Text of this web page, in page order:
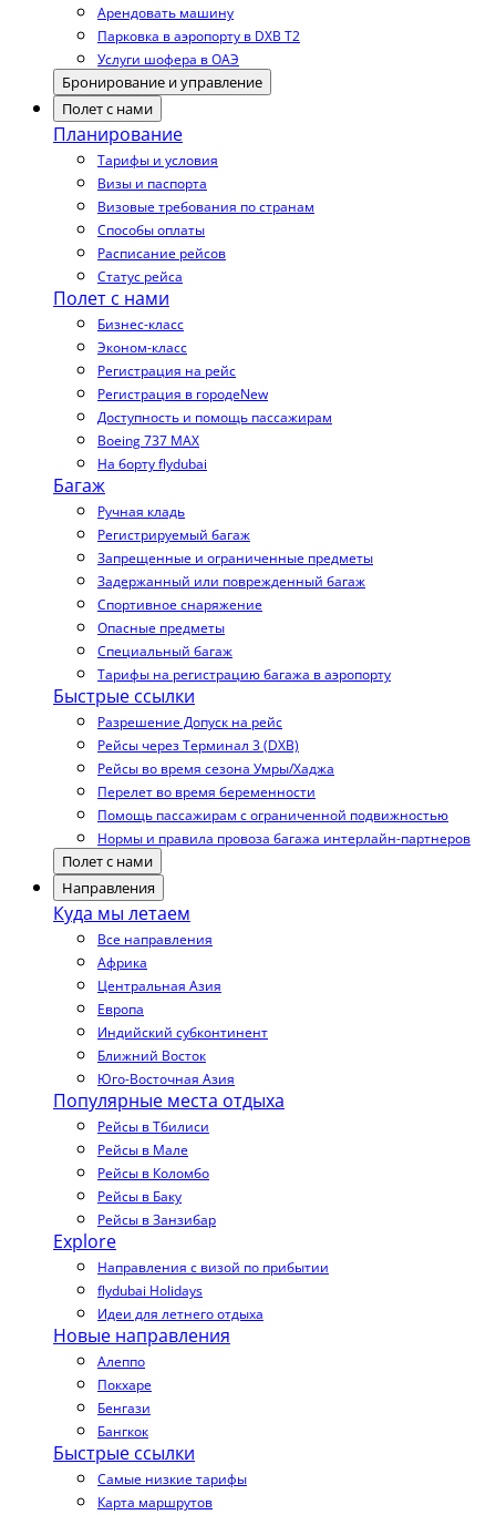
Арендовать машину
Парковка в аэропорту в DXB T2
Услуги шофера в ОАЭ
Бронирование и управление
Полет с нами
Планирование
Тарифы и условия
Визы и паспорта
Визовые требования по странам
Способы оплаты
Расписание рейсов
Статус рейса
Полет с нами
Бизнес-класс
Эконом-класс
Регистрация на рейс
Регистрация в городеNew
Доступность и помощь пассажирам
Boeing 737 MAX
На борту flydubai
Багаж
Ручная кладь
Регистрируемый багаж
Запрещенные и ограниченные предметы
Задержанный или поврежденный багаж
Спортивное снаряжение
Опасные предметы
Специальный багаж
Тарифы на регистрацию багажа в аэропорту
Быстрые ссылки
Разрешение Допуск на рейс
Рейсы через Терминал 3 (DXB)
Рейсы во время сезона Умры/Хаджа
Перелет во время беременности
Помощь пассажирам с ограниченной подвижностью
Нормы и правила провоза багажа интерлайн-партнеров
Полет с нами
Направления
Куда мы летаем
Все направления
Африка
Центральная Азия
Европа
Индийский субконтинент
Ближний Восток
Юго-Восточная Азия
Популярные места отдыха
Рейсы в Тбилиси
Рейсы в Мале
Рейсы в Коломбо
Рейсы в Баку
Рейсы в Занзибар
Explore
Направления с визой по прибытии
flydubai Holidays
Идеи для летнего отдыха
Новые направления
Алеппо
Покхаре
Бенгази
Бангкок
Быстрые ссылки
Самые низкие тарифы
Карта маршрутов